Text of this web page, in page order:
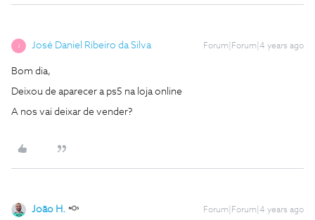
José Daniel Ribeiro da Silva Forum|Forum|4 years ago
Bom dia,
Deixou de aparecer a ps5 na loja online
A nos vai deixar de vender?
João H. Forum|Forum|4 years ago